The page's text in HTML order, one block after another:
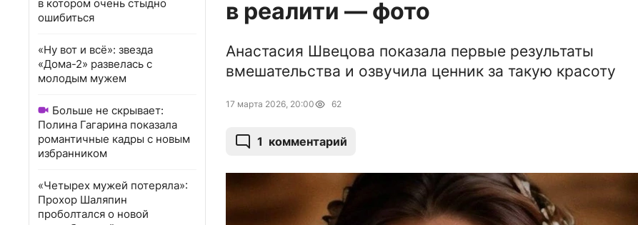
в котором очень стыдно
ошибиться
«Ну вот и всё»: звезда
«Дома-2» развелась с
молодым мужем
Больше не скрывает:
Полина Гагарина показала
романтичные кадры с новым
избранником
«Четырех мужей потеряла»:
Прохор Шаляпин
проболтался о новой
в реалити — фото
Анастасия Швецова показала первые результаты
вмешательства и озвучила ценник за такую красоту
17 марта 2026, 20:00 62
1 комментарий